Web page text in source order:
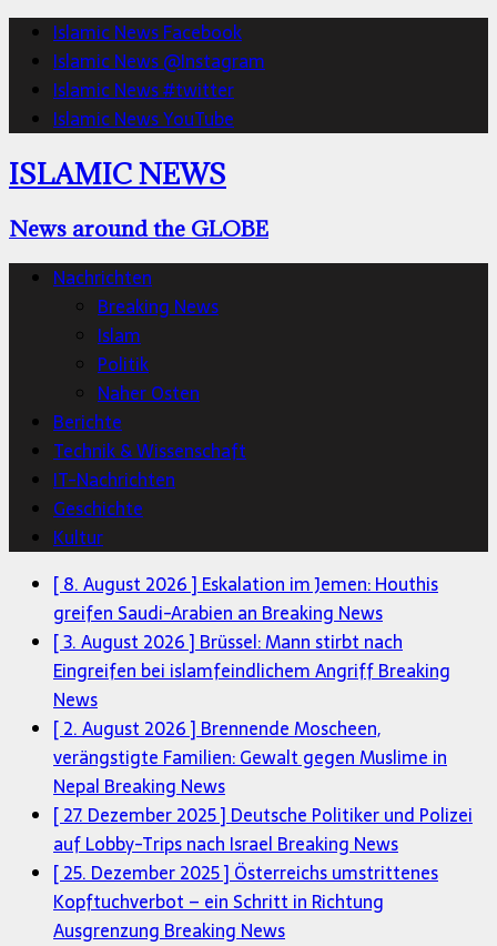
Islamic News Facebook
Islamic News @Instagram
Islamic News #twitter
Islamic News YouTube
ISLAMIC NEWS
News around the GLOBE
Nachrichten
Breaking News
Islam
Politik
Naher Osten
Berichte
Technik & Wissenschaft
IT-Nachrichten
Geschichte
Kultur
[ 8. August 2026 ] Eskalation im Jemen: Houthis
greifen Saudi-Arabien an Breaking News
[ 3. August 2026 ] Brüssel: Mann stirbt nach
Eingreifen bei islamfeindlichem AngriffBreaking
News
[ 2. August 2026 ] Brennende Moscheen,
verängstigte Familien: Gewalt gegen Muslime in
Nepal Breaking News
[ 27. Dezember 2025 ] Deutsche Politiker und Polizei
auf Lobby-Trips nach Israel Breaking News
[ 25. Dezember 2025 ] Österreichs umstrittenes
Kopftuchverbot – ein Schritt in Richtung
Ausgrenzung Breaking News